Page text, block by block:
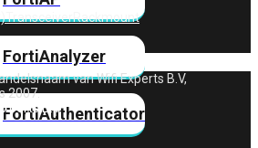
FortiAnalyzer
FortiAuthenticator
TransceiverRackmount
van Wifi Experts B.V,
2007.
B.V.